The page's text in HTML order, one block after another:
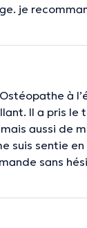
je
à
Il a pris le
aussi de
suis sentie
sans